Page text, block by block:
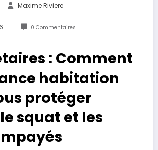
Maxime Riviere
0 Commentaires
: Comment
habitation
protéger
squat et les